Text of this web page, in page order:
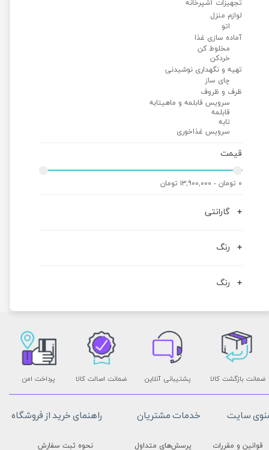
تجهیزات آشپرخانه
لوازم منزل
اتو
آماده سازی غذا
مخلوط کن
خردکن
تهیه و نگهداری نوشیدنی
چای ساز
ظرف و ظروف
سرویس قابلمه و ماهیتابه
قابلمه
تابه
سرویس غذاخوری
قیمت
۰ تومان - ۱۳,۹۰۰,۰۰۰ تومان
گارانتی
رنگ
رنگ
پشتیبانی آنلاین پرداخت امن ضمانت بازگشت کالا ضمانت اصالت کالا
راهنمای خرید از فروشگاه
نحوه ثبت سفارش
خدمات مشتریان
پرسش‌های متداول
سایت
قوانین و مقررات